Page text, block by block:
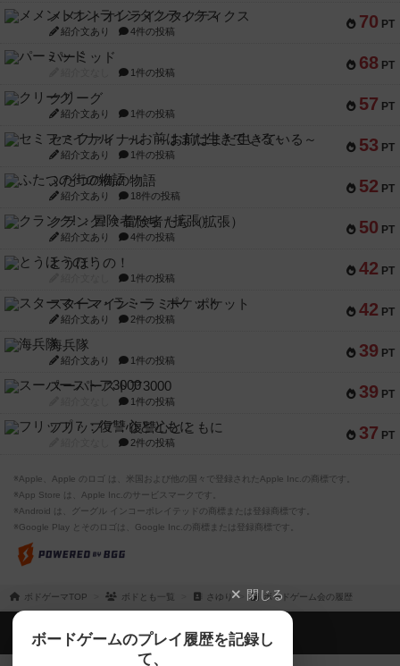
70 PT
メメントオンラインタクティクス
紹介文あり 4件の投稿
68 PT
パーミッド
1件の投稿
57 PT
クリーグ
紹介文あり 1件の投稿
53 PT
セミファイナル ～お前はまだ生きている～
紹介文あり 1件の投稿
52 PT
ふたつの街の物語
紹介文あり 18件の投稿
50 PT
クランク! ：冒険者たち（拡張）
紹介文あり 4件の投稿
42 PT
とうほうの！
1件の投稿
42 PT
スターマイン・ラミー ポケット
紹介文あり 2件の投稿
39 PT
海兵隊
紹介文あり 1件の投稿
39 PT
スーパーストア3000
1件の投稿
37 PT
フリップ７：復讐心とともに
2件の投稿
※Apple、Apple のロゴ は、米国および他の国々で登録されたApple Inc.の商標です。
※App Store は、Apple Inc.のサービスマークです。
※Android は、グーグル インコーポレイテッドの商標または登録商標です。
※Google Play とそのロゴは、Google Inc.の商標または登録商標です。
ボドゲーマTOP ボドとも一覧 さゆり ボードゲーム会の履歴
閉じる
ボードゲームのプレイ履歴を記録し
て、
ボドゲーマTOP